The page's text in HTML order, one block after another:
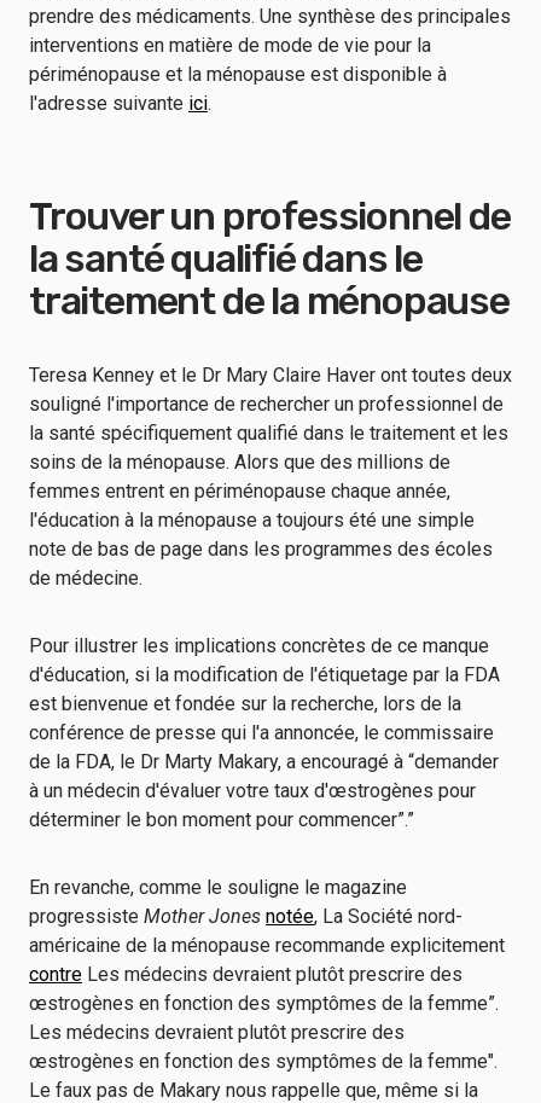
prendre des médicaments. Une synthèse des principales
interventions en matière de mode de vie pour la
périménopause et la ménopause est disponible à
l'adresse suivante ici.
Trouver un professionnel de
la santé qualifié dans le
traitement de la ménopause
Teresa Kenney et le Dr Mary Claire Haver ont toutes deux
souligné l'importance de rechercher un professionnel de
la santé spécifiquement qualifié dans le traitement et les
soins de la ménopause. Alors que des millions de
femmes entrent en périménopause chaque année,
l'éducation à la ménopause a toujours été une simple
note de bas de page dans les programmes des écoles
de médecine.
Pour illustrer les implications concrètes de ce manque
d'éducation, si la modification de l'étiquetage par la FDA
est bienvenue et fondée sur la recherche, lors de la
conférence de presse qui l'a annoncée, le commissaire
de la FDA, le Dr Marty Makary, a encouragé à “demander
à un médecin d'évaluer votre taux d'œstrogènes pour
déterminer le bon moment pour commencer”.”
En revanche, comme le souligne le magazine
progressiste Mother Jones notée, La Société nord-
américaine de la ménopause recommande explicitement
contre Les médecins devraient plutôt prescrire des
œstrogènes en fonction des symptômes de la femme”.
Les médecins devraient plutôt prescrire des
œstrogènes en fonction des symptômes de la femme".
Le faux pas de Makary nous rappelle que, même si la